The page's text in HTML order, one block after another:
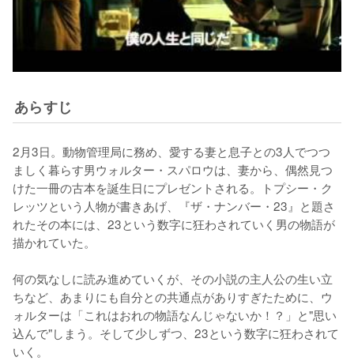
あらすじ
2月3日。動物管理局に務め、愛する妻と息子との3人でつつ
ましく暮らす男ウォルター・スパロウは、妻から、偶然見つ
けた一冊の古本を誕生日にプレゼントされる。トプシー・ク
レッツという人物が書きあげ、『ザ・ナンバー・23』と題さ
れたその本には、23という数字に狂わされていく男の物語が
描かれていた。
何の気なしに読み進めていくが、その小説の主人公の生い立
ちなど、あまりにも自分との共通点がありすぎたために、ウ
ォルターは「これはおれの物語なんじゃないか！？」と"思い
込んで"しまう。そして少しずつ、23という数字に狂わされて
いく。